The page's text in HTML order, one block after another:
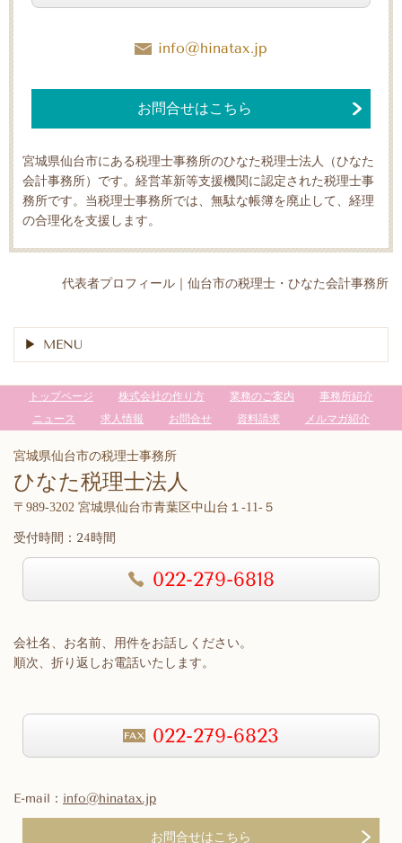
info@hinatax.jp
お問合せはこちら
宮城県仙台市にある税理士事務所のひなた税理士法人（ひなた
会計事務所）です。経営革新等支援機関に認定された税理士事
務所です。当税理士事務所では、無駄な帳簿を廃止して、経理
の合理化を支援します。
代表者プロフィール｜仙台市の税理士・ひなた会計事務所
MENU
トップページ 株式会社の作り方 業務のご案内
事務所紹介
ニュース
求人情報 お問合せ 資料請求 メルマガ紹介
宮城県仙台市の税理士事務所
ひなた税理士法人
〒989-3202 宮城県仙台市青葉区中山台１-11-５
受付時間：24時間
022-279-6818
会社名、お名前、用件をお話しください。
順次、折り返しお電話いたします。
022-279-6823
E-mail： info@hinatax.jp
お問合せはこちら